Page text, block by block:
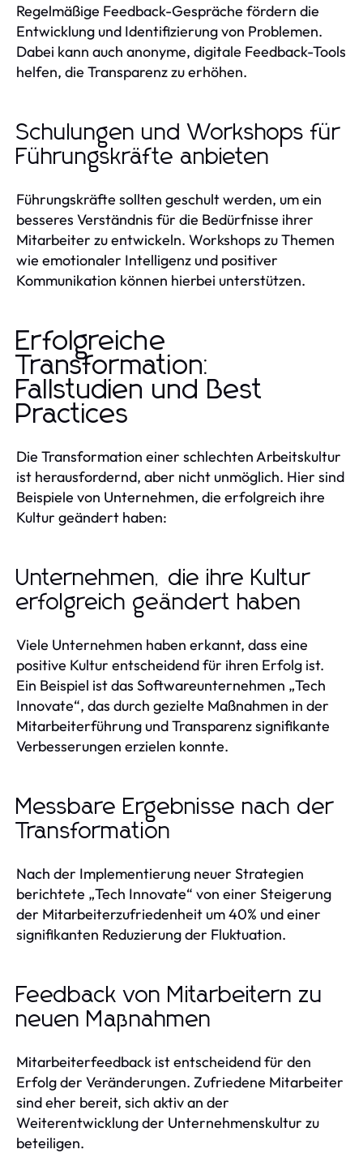
Regelmäßige Feedback-Gespräche fördern die
Entwicklung und Identifizierung von Problemen.
Dabei kann auch anonyme, digitale Feedback-Tools
helfen, die Transparenz zu erhöhen.
Schulungen und Workshops für
Führungskräfte anbieten
Führungskräfte sollten geschult werden, um ein
besseres Verständnis für die Bedürfnisse ihrer
Mitarbeiter zu entwickeln. Workshops zu Themen
wie emotionaler Intelligenz und positiver
Kommunikation können hierbei unterstützen.
Erfolgreiche
Transformation:
Fallstudien und Best
Practices
Die Transformation einer schlechten Arbeitskultur
ist herausfordernd, aber nicht unmöglich. Hier sind
Beispiele von Unternehmen, die erfolgreich ihre
Kultur geändert haben:
Unternehmen, die ihre Kultur
erfolgreich geändert haben
Viele Unternehmen haben erkannt, dass eine
positive Kultur entscheidend für ihren Erfolg ist.
Ein Beispiel ist das Softwareunternehmen „Tech
Innovate“, das durch gezielte Maßnahmen in der
Mitarbeiterführung und Transparenz signifikante
Verbesserungen erzielen konnte.
Messbare Ergebnisse nach der
Transformation
Nach der Implementierung neuer Strategien
berichtete „Tech Innovate“ von einer Steigerung
der Mitarbeiterzufriedenheit um 40% und einer
signifikanten Reduzierung der Fluktuation.
Feedback von Mitarbeitern zu
neuen Maßnahmen
Mitarbeiterfeedback ist entscheidend für den
Erfolg der Veränderungen. Zufriedene Mitarbeiter
sind eher bereit, sich aktiv an der
Weiterentwicklung der Unternehmenskultur zu
beteiligen.